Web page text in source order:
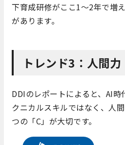
下育成研修がここ1〜2年で増
があります。
トレンド3：人間力
DDIのレポートによると、AI
クニカルスキルではなく、人
つの「C」が大切です。